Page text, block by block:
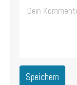
Speichern